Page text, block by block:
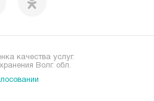
качества услуг.
Волг. обл.